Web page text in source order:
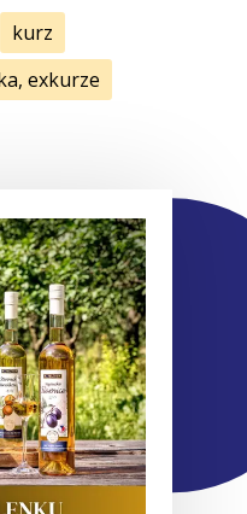
kurz
exkurze